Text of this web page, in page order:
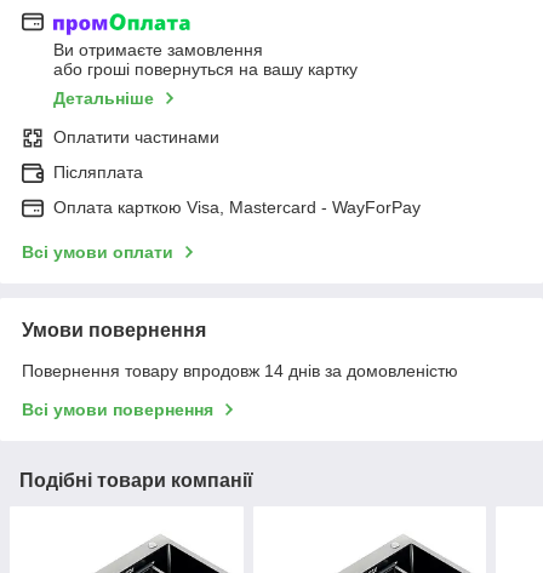
Ви отримаєте замовлення
або гроші повернуться на вашу картку
Детальніше
Оплатити частинами
Післяплата
Оплата карткою Visa, Mastercard - WayForPay
Всі умови оплати
Умови повернення
Повернення товару впродовж 14 днів за домовленістю
Всі умови повернення
Подібні товари компанії